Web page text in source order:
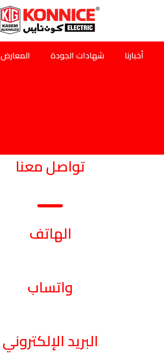
المعارض شهادات الجودة أخبارنا
تواصل معنا
الهاتف
واتساب
البريد الإلكتروني